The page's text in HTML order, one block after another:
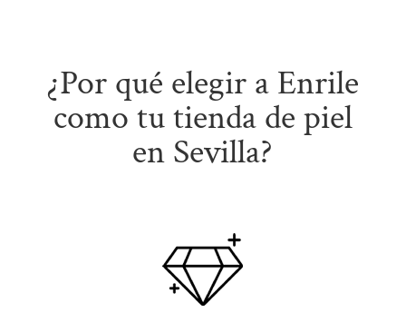
¿Por qué elegir a Enrile
como tu tienda de piel
en Sevilla?